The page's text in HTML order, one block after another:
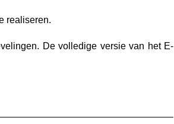
realiseren.
De volledige versie van het E-